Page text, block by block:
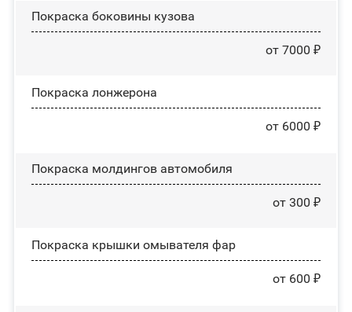
Покраска боковины кузова
от 7000 ₽
Покраска лонжерона
от 6000 ₽
Покраска молдингов автомобиля
от 300 ₽
Покраска крышки омывателя фар
от 600 ₽